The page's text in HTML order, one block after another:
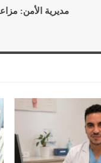
مديرية الأمن: